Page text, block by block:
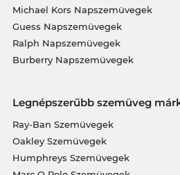
Michael Kors Napszemüvegek
Guess Napszemüvegek
Ralph Napszemüvegek
Burberry Napszemüvegek
Legnépszerűbb szemüveg
Ray-Ban Szemüvegek
Oakley Szemüvegek
Humphreys Szemüvegek